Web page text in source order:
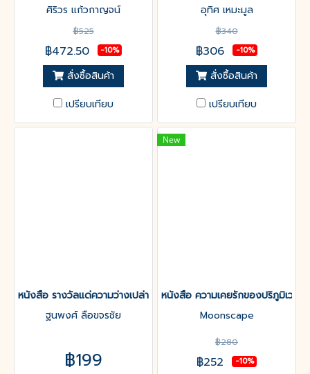
ศิริวร แก้วกาญจน์
฿525
฿472.50 -10%
สั่งซื้อสินค้า
เปรียบเทียบ
อุทิศ เหมะมูล
฿340
฿306 -10%
สั่งซื้อสินค้า
เปรียบเทียบ
หนังสือ รางวัลแด่ความว่างเปล่า
ฐนพงศ์ ลือขจรชัย
฿199
New
หนังสือ ความเคยรักของปริภูมิเวลา
Moonscape
฿280
฿252 -10%